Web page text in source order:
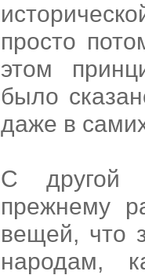
просто
этом
было
даже в
С другой
прежнему
вещей, что
народам,